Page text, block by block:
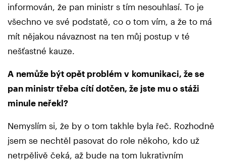
informován, že pan ministr s tím nesouhlasí. To je
všechno ve své podstatě, co o tom vím, a že to má
mít nějakou návaznost na ten můj postup v té
nešťastné kauze.
A nemůže být opět problém v komunikaci, že se
pan ministr třeba cítí dotčen, že jste mu o stáži
minule neřekl?
Nemyslím si, že by o tom takhle byla řeč. Rozhodně
jsem se nechtěl pasovat do role někoho, kdo už
netrpělivě čeká, až bude na tom lukrativním